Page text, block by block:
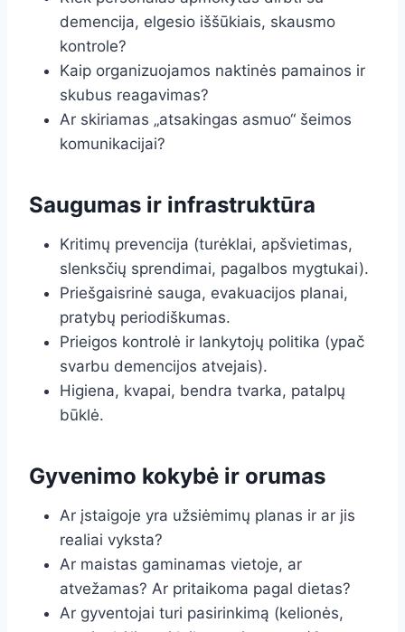
demencija, elgesio iššūkiais, skausmo
kontrole?
Kaip organizuojamos naktinės pamainos ir
skubus reagavimas?
Ar skiriamas „atsakingas asmuo“ šeimos
komunikacijai?
Saugumas ir infrastruktūra
Kritimų prevencija (turėklai, apšvietimas,
slenksčių sprendimai, pagalbos mygtukai).
Priešgaisrinė sauga, evakuacijos planai,
pratybų periodiškumas.
Prieigos kontrolė ir lankytojų politika (ypač
svarbu demencijos atvejais).
Higiena, kvapai, bendra tvarka, patalpų
būklė.
Gyvenimo kokybė ir orumas
Ar įstaigoje yra užsiėmimų planas ir ar jis
realiai vyksta?
Ar maistas gaminamas vietoje, ar
atvežamas? Ar pritaikoma pagal dietas?
Ar gyventojai turi pasirinkimą (kelionės,